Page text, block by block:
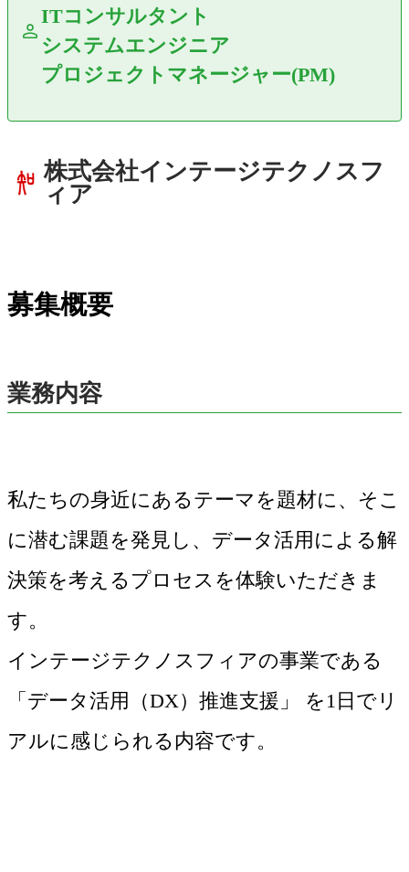
ITコンサルタント
システムエンジニア
プロジェクトマネージャー(PM)
株式会社インテージテクノスフ
ィア
募集概要
業務内容
私たちの身近にあるテーマを題材に、そこ
に潜む課題を発見し、データ活用による解
決策を考えるプロセスを体験いただきま
す。
インテージテクノスフィアの事業である
「データ活用（DX）推進支援」 を1日でリ
アルに感じられる内容です。